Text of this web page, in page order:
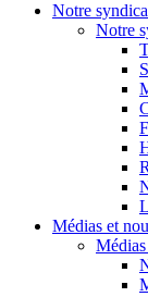
Notre
Notre
Médias et